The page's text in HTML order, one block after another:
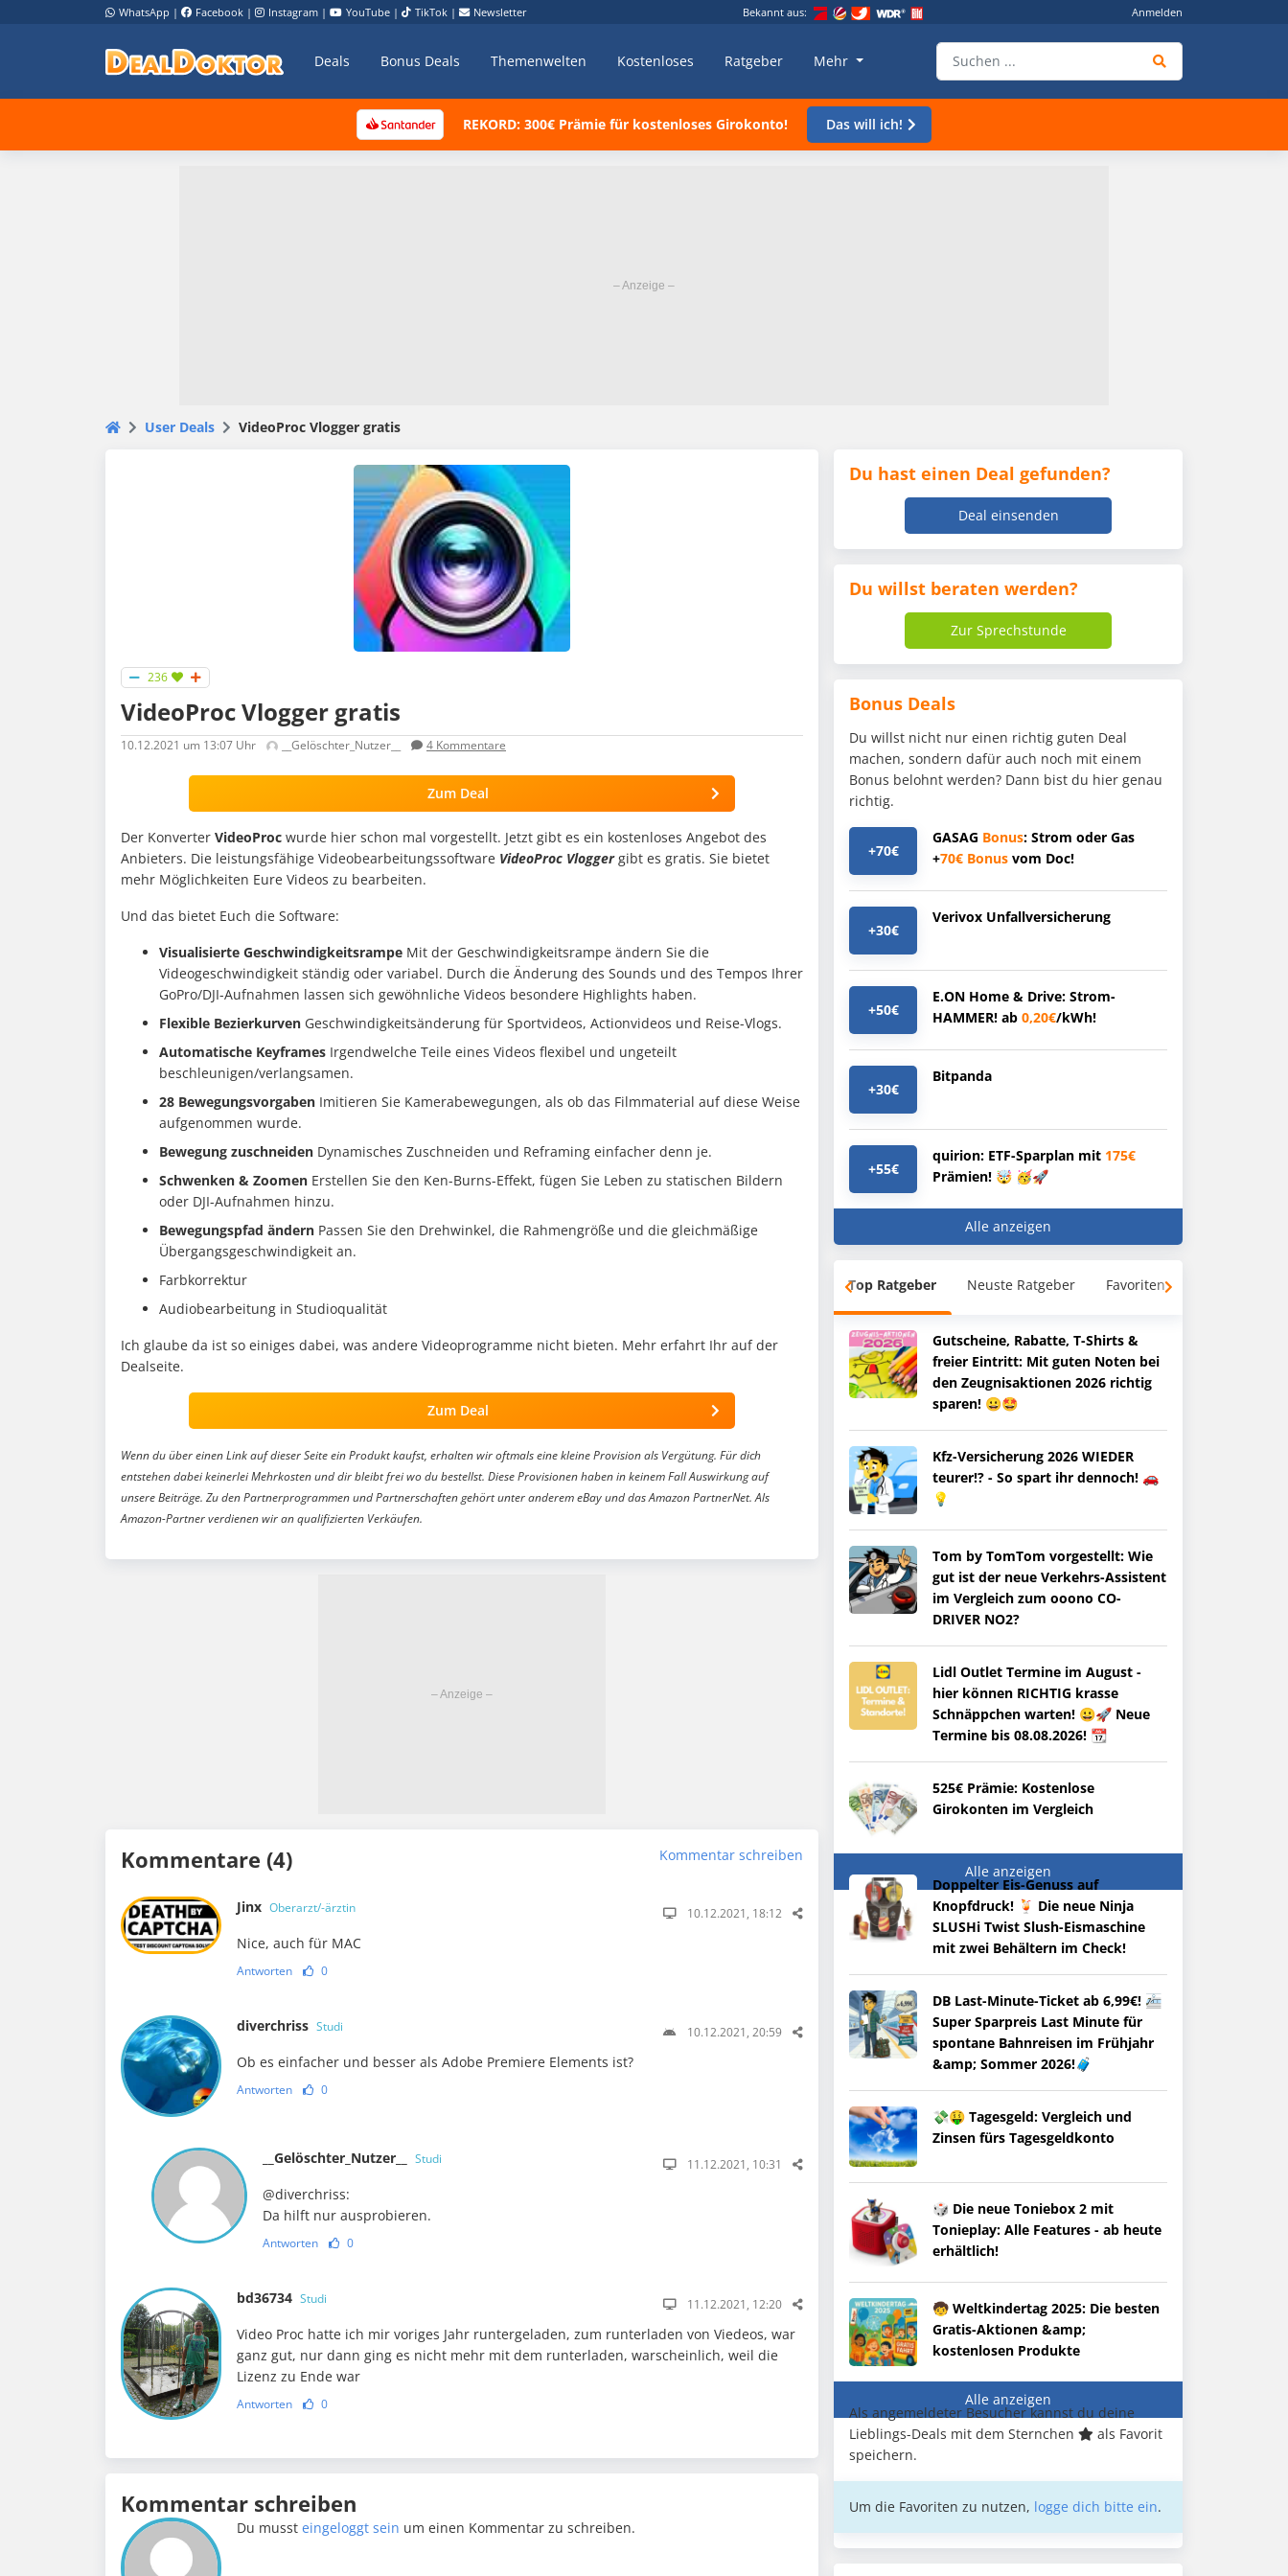
WhatsApp | Facebook | Instagram | YouTube | TikTok | Newsletter Bekannt aus: Anmelden
Deals Bonus Deals Themenwelten Kostenloses Ratgeber Mehr
REKORD: 300€ Prämie für kostenloses Girokonto! Das will ich!
User Deals VideoProc Vlogger gratis
236
VideoProc Vlogger gratis
10.12.2021 um 13:07 Uhr __Gelöschter_Nutzer__ 4 Kommentare
Zum Deal
Der Konverter VideoProc wurde hier schon mal vorgestellt. Jetzt gibt es ein kostenloses Angebot des
Anbieters. Die leistungsfähige Videobearbeitungssoftware VideoProc Vloggergibt es gratis. Sie bietet
mehr Möglichkeiten Eure Videos zu bearbeiten.
Und das bietet Euch die Software:
Visualisierte Geschwindigkeitsrampe Mit der Geschwindigkeitsrampe ändern Sie die
Videogeschwindigkeit ständig oder variabel. Durch die Änderung des Sounds und des Tempos Ihrer
GoPro/DJI-Aufnahmen lassen sich gewöhnliche Videos besondere Highlights haben.
Flexible Bezierkurven Geschwindigkeitsänderung für Sportvideos, Actionvideos und Reise-Vlogs.
Automatische Keyframes Irgendwelche Teile eines Videos flexibel und ungeteilt
beschleunigen/verlangsamen.
28 Bewegungsvorgaben Imitieren Sie Kamerabewegungen, als ob das Filmmaterial auf diese Weise
aufgenommen wurde.
Bewegung zuschneiden Dynamisches Zuschneiden und Reframing einfacher denn je.
Schwenken & Zoomen Erstellen Sie den Ken-Burns-Effekt, fügen Sie Leben zu statischen Bildern
oder DJI-Aufnahmen hinzu.
Bewegungspfad ändern Passen Sie den Drehwinkel, die Rahmengröße und die gleichmäßige
Übergangsgeschwindigkeit an.
Farbkorrektur
Audiobearbeitung in Studioqualität
Ich glaube da ist so einiges dabei, was andere Videoprogramme nicht bieten. Mehr erfahrt Ihr auf der
Dealseite.
Zum Deal
Wenn du über einen Link auf dieser Seite ein Produkt kaufst, erhalten wir oftmals eine kleine Provision als Vergütung. Für dich
entstehen dabei keinerlei Mehrkosten und dir bleibt frei wo du bestellst. Diese Provisionen haben in keinem Fall Auswirkung auf
unsere Beiträge. Zu den Partnerprogrammen und Partnerschaften gehört unter anderem eBay und das Amazon PartnerNet. Als
Amazon-Partner verdienen wir an qualifizierten Verkäufen.
Kommentare (4) Kommentar schreiben
Jinx Oberarzt/-ärztin 10.12.2021, 18:12
Nice, auch für MAC
Antworten 0
diverchriss Studi 10.12.2021, 20:59
Ob es einfacher und besser als Adobe Premiere Elements ist?
Antworten 0
__Gelöschter_Nutzer__ Studi 11.12.2021, 10:31
@diverchriss:
Da hilft nur ausprobieren.
Antworten 0
bd36734 Studi 11.12.2021, 12:20
Video Proc hatte ich mir voriges Jahr runtergeladen, zum runterladen von Viedeos, war
ganz gut, nur dann ging es nicht mehr mit dem runterladen, warscheinlich, weil die
Lizenz zu Ende war
Antworten 0
Kommentar schreiben
Du mussteingeloggt sein um einen Kommentar zu schreiben.
Du hast einen Deal gefunden?
Deal einsenden
Du willst beraten werden?
Zur Sprechstunde
Bonus Deals
Du willst nicht nur einen richtig guten Deal
machen, sondern dafür auch noch mit einem
Bonus belohnt werden? Dann bist du hier genau
richtig.
+70€
GASAG Bonus: Strom oder Gas
+70€ Bonus vom Doc!
+30€
Verivox Unfallversicherung
+50€
E.ON Home & Drive: Strom-
HAMMER! ab 0,20€/kWh!
+30€
Bitpanda
+55€
quirion: ETF-Sparplan mit 175€
Prämien! 🤯 🥳🚀
Alle anzeigen
Top Ratgeber Neuste Ratgeber Favoriten
Gutscheine, Rabatte, T-Shirts &
freier Eintritt: Mit guten Noten bei
den Zeugnisaktionen 2026 richtig
sparen! 😀🤩
Kfz-Versicherung 2026 WIEDER
teurer!? - So spart ihr dennoch! 🚗
💡
Tom by TomTom vorgestellt: Wie
gut ist der neue Verkehrs-Assistent
im Vergleich zum ooono CO-
DRIVER NO2?
Lidl Outlet Termine im August -
hier können RICHTIG krasse
Schnäppchen warten! 😀🚀 Neue
Termine bis 08.08.2026! 📆
525€ Prämie: Kostenlose
Girokonten im Vergleich
Alle anzeigen
Doppelter Eis-Genuss auf
Knopfdruck! 🍹 Die neue Ninja
SLUSHi Twist Slush-Eismaschine
mit zwei Behältern im Check!
DB Last-Minute-Ticket ab 6,99€! 🚈
Super Sparpreis Last Minute für
spontane Bahnreisen im Frühjahr
&amp; Sommer 2026!🧳
💸🤑 Tagesgeld: Vergleich und
Zinsen fürs Tagesgeldkonto
🎲 Die neue Toniebox 2 mit
Tonieplay: Alle Features - ab heute
erhältlich!
🧒 Weltkindertag 2025: Die besten
Gratis-Aktionen &amp;
kostenlosen Produkte
Alle anzeigen
Als angemeldeter Besucher kannst du deine
Lieblings-Deals mit dem Sternchen
als Favorit
speichern.
Um die Favoriten zu nutzen, logge dich bitte ein.